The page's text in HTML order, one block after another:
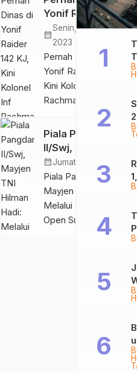
Gram
Sabu
Gram
Sabu
Yonif Raider 142
KJ, Kini Kolonel
Inf Rachmad
Resmi Jabat
Sebagai Danrem
042 Gapu
calendar_month
Senin, 27 Nov
2023
Pernah Dinas di
Yonif Raider 142 KJ,
Kini Kolonel Inf
Rachmad Resmi
Jabat Sebagai
Danrem 042 Gapu
SERAMBIJAMBI.ID,
JAMBI – Usai
dilaksanakan
upacara Serah
Terima Jabatan
yang dipimpin
langsung Pangdam
beberapa waktu
lalu, Kolonel Inf
Piala Pangdam
II/Swj, Mayjen TNI
Hilman Hadi:
Kejuaraan KKI Open
Sumatera
Championship I
Diharapkan
Duta Olahraga bagi
calendar_monthJumat, 20 Jan 2023
Piala Pangdam II/Swj,
Mayjen TNI Hilman
Melalui Kejuaraan KKI
Open Sumatera
Championship I
Provinsi Jambi
SERAMBIJAMBI.ID,
Open Turnamen
Championship I 2023